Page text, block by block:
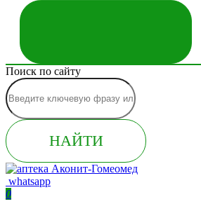
Поиск по сайту
НАЙТИ
whatsapp
0